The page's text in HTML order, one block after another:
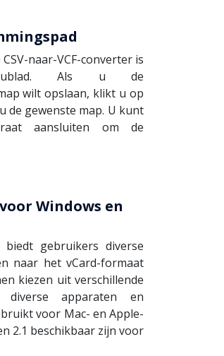
naar-VCF-converter is
Als u de
wilt opslaan, klikt u op
de gewenste map. U kunt
aansluiten om de
Windows en
biedt gebruikers diverse
naar het vCard-formaat
kiezen uit verschillende
diverse apparaten en
voor Mac- en Apple-
2.1 beschikbaar zijn voor